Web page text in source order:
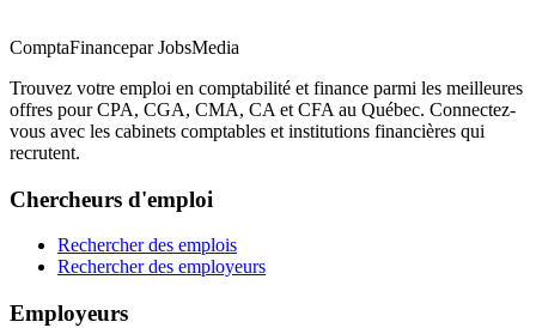
ComptaFinancepar JobsMedia
Trouvez votre emploi en comptabilité et finance parmi les meilleures
offres pour CPA, CGA, CMA, CA et CFA au Québec. Connectez-
vous avec les cabinets comptables et institutions financières qui
recrutent.
Chercheurs d'emploi
Rechercher des emplois
Rechercher des employeurs
Employeurs